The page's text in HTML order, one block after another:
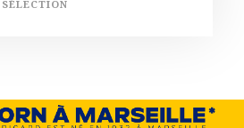
SÉLECTION